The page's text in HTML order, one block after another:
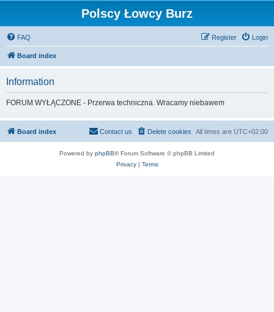
Polscy Łowcy Burz
FAQ Login
Register
Board index
Information
FORUM WYŁĄCZONE - Przerwa techniczna. Wracamy niebawem
Board index All times are UTC+02:00
Delete cookies
Contact us
Powered by phpBB® Forum Software © phpBB Limited
Privacy| Terms